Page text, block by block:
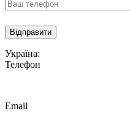
Україна:
Телефон
Email